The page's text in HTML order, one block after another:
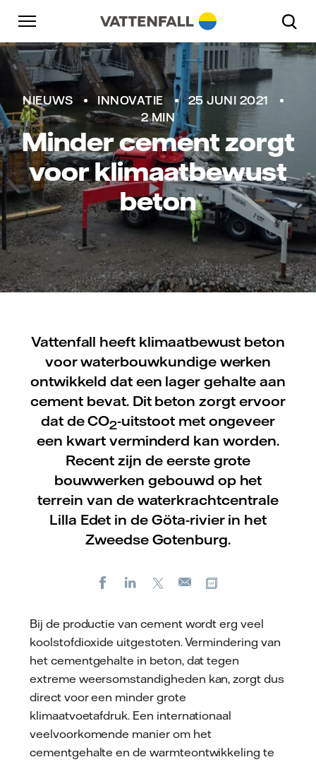
Naar content
Naar hoofdnavigatie
Ga naar footer
Vattenfall
NIEUWS INNOVATIE
25 JUNI 2021
2 MIN
Minder cement zorgt
voor klimaatbewust
beton
Vattenfall heeft klimaatbewust beton
voor waterbouwkundige werken
ontwikkeld dat een lager gehalte aan
cement bevat. Dit beton zorgt ervoor
dat de CO2-uitstoot met ongeveer
een kwart verminderd kan worden.
Recent zijn de eerste grote
bouwwerken gebouwd op het
terrein van de waterkrachtcentrale
Lilla Edet in de Göta-rivier in het
Zweedse Gotenburg.
FacebookLinkedIn
E-
Bij de productie van cement wordt erg veel
koolstofdioxide uitgestoten. Vermindering van
het cementgehalte in beton, dat tegen
extreme weersomstandigheden kan, zorgt dus
direct voor een minder grote
klimaatvoetafdruk. Een internationaal
veelvoorkomende manier om het
cementgehalte en de warmteontwikkeling te
Naar hoofdnavigatie